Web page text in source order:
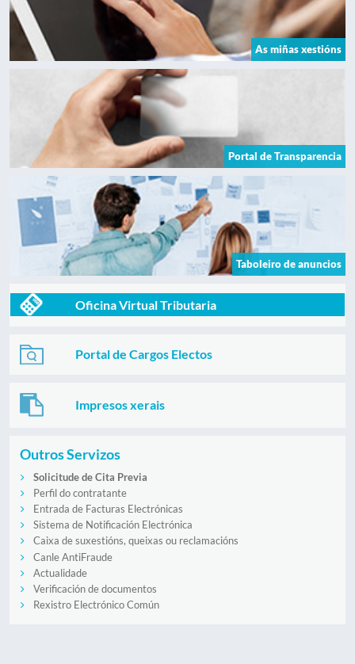
As miñas xestións
Portal de Transparencia
Taboleiro de anuncios
Oficina Virtual Tributaria
Portal de Cargos Electos
Impresos xerais
Outros Servizos
Solicitude de Cita Previa
Perfil do contratante
Entrada de Facturas Electrónicas
Sistema de Notificación Electrónica
Caixa de suxestións, queixas ou reclamacións
Canle AntiFraude
Actualidade
Verificación de documentos
Rexistro Electrónico Común